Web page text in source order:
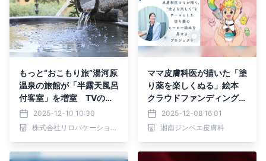
もっと“おこもり旅”湯河原
温泉の旅館が「半露天風呂
付客室」を増室 TVのな
い客室で心を満たす休日｜
2025年12月18日
2025-12-10 10:30
株式会社リロバケーションズ
ママ皮膚科医が描いた「塗
り薬を楽しくぬる」絵本
クラウドファンディング好
発進2025-12-08 16:01
湘南ジンベエ皮膚科